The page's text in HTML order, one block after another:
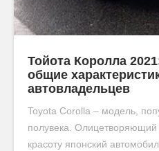
Тойота Королла
общие
автовладельцев
Toyota Corolla – модель,
полувека.
красоту японский